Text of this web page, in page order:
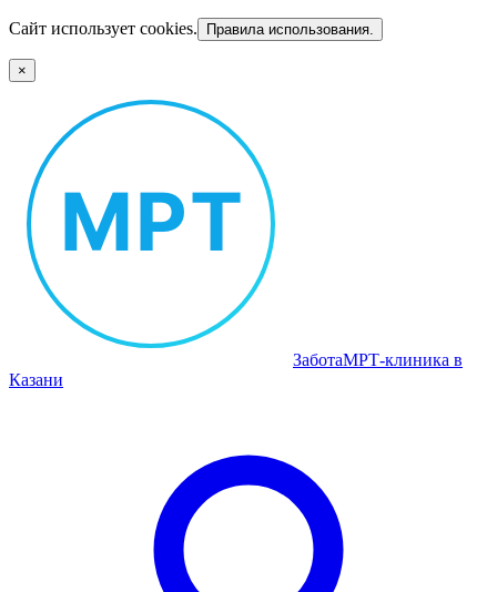
Сайт использует cookies. Правила использования.
×
ЗаботаМРТ‑клиника в
Казани